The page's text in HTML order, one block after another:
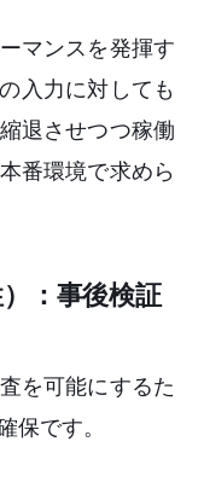
マンスを発揮す
入力に対しても
退させつつ稼働
番環境で求めら
：事後検証
を可能にするた
保です。